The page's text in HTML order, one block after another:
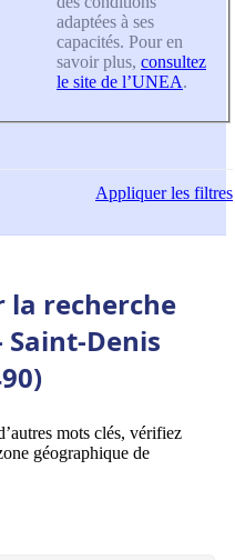
adaptées à ses
capacités. Pour en
savoir plus, consultez
le site de l’UNEA.
Appliquerles filtres
la recherche
Saint-Denis
mots clés, vérifiez
géographique de